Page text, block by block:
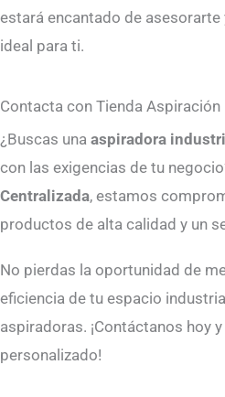
estará encantado de
ideal para ti.
Contacta con Tienda
¿Buscas una aspiradora
con las exigencias de tu
Centralizada, estamos
productos de alta calidad y un
No pierdas la oportunidad de
eficiencia de tu espacio
aspiradoras. ¡Contáctanos hoy
personalizado!